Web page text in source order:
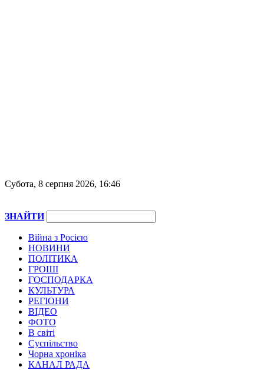
Субота, 8 серпня 2026, 16:46
ЗНАЙТИ
Війна з Росією
НОВИНИ
ПОЛІТИКА
ГРОШІ
ГОСПОДАРКА
КУЛЬТУРА
РЕГІОНИ
ВІДЕО
ФОТО
В світі
Суспільство
Чорна хроніка
КАНАЛ РАДА